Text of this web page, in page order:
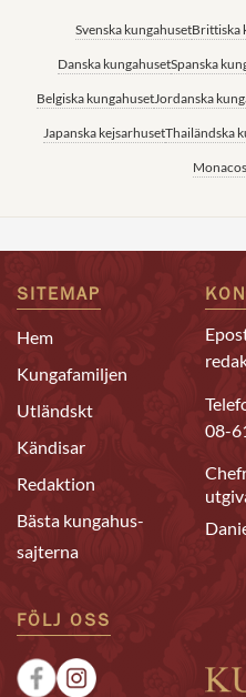
Svenska kungahusetBrittiska
Danska kungahusetSpanska
Belgiska kungahusetJordanska
Japanska kejsarhusetThailändska
SITEMAP
Hem
Kungafamiljen
Utländskt
Kändisar
Redaktion
Bästa kungahus-
sajterna
08-
FÖLJ OSS